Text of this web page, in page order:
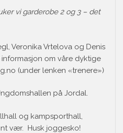
vi garderobe 2 og 3 – det
Veronika Vrtelova og Denis
om våre dyktige
(under lenken «trenere»)
på Jordal.
og kampsporthall,
vær. Husk joggesko!